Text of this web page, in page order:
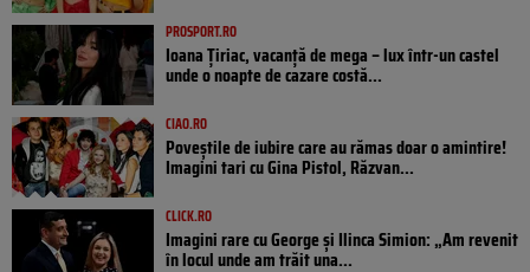
PROSPORT.RO
Ioana Țiriac, vacanță de mega – lux într-un castel
unde o noapte de cazare costă...
CIAO.RO
Poveştile de iubire care au rămas doar o amintire!
Imagini tari cu Gina Pistol, Răzvan...
CLICK.RO
Imagini rare cu George și Ilinca Simion: „Am revenit
în locul unde am trăit una...